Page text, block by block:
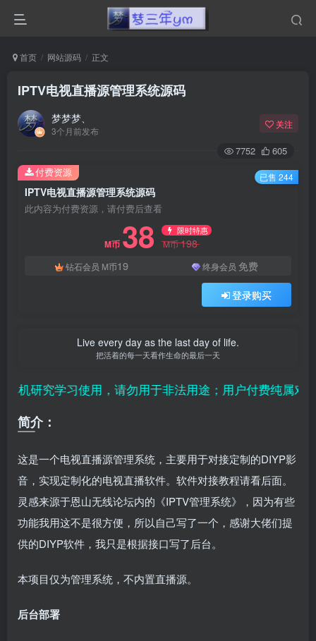
首页 网站源码 正文
IPTV电视直播源管理系统源码
梦梦梦、
3个月前发布
关注
7752 605
IPTV电视直播源管理系统源码
此内容为付费资源，请付费后查看
M币 38 限时特惠
M币198
钻石会员 M币19 终身会员 免费
登录购买
付费资源 已售 244
Live every day as the last day of life.
把活着的每一天看作生命的最后一天
究学习使用，请勿用于非法用途；用户付费纯属对平
简介：
这是一个电视直播源管理系统，主要用于对接定制的DIYP影
音，实现定制化的电视直播软件。软件对接教程请看后面。
灵感来源于恩山无线论坛内的《IPTV管理系统》，因为有些
功能我用这不是很方便，所以自己写了一个，感谢大佬们提
供的DIYP软件，我只是根据接口写了后台。
本项目仅为管理系统，不内置直播源。
后台部署